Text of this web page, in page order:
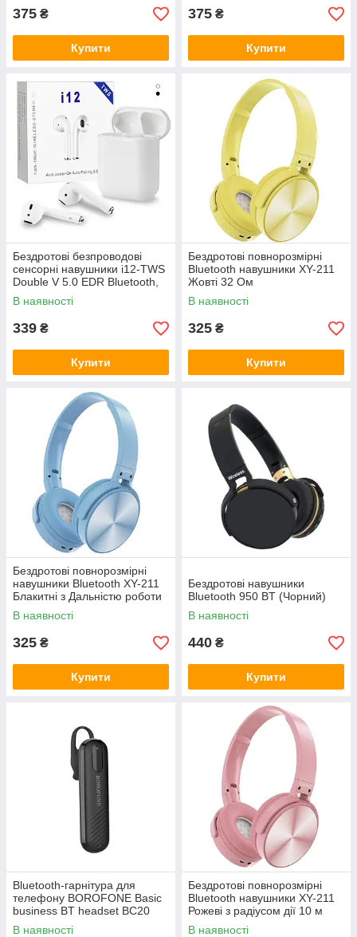
375 ₴
Купити
375 ₴
Купити
Бездротові безпроводові
сенсорні навушники i12-TWS
Double V 5.0 EDR Bluetooth,
Pop-up, Stereo Bass, White
В наявності
339 ₴
Купити
Бездротові повнорозмірні
Bluetooth навушники XY-211
Жовті 32 Ом
В наявності
325 ₴
Купити
Бездротові повнорозмірні
навушники Bluetooth XY-211
Блакитні з Дальністю роботи
до 10 м
В наявності
325 ₴
Купити
Бездротові навушники
Bluetooth 950 BT (Чорний)
В наявності
440 ₴
Купити
Bluetooth-гарнітура для
телефону BOROFONE Basic
business BT headset BC20
Чорний
В наявності
Бездротові повнорозмірні
Bluetooth навушники XY-211
Рожеві з радіусом дії 10 м
В наявності